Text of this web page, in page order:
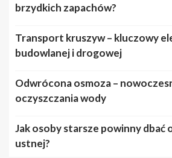
brzydkich zapachów?
Transport kruszyw – kluczowy
budowlanej i drogowej
Odwrócona osmoza –
oczyszczania wody
Jak osoby starsze powinny dbać
ustnej?